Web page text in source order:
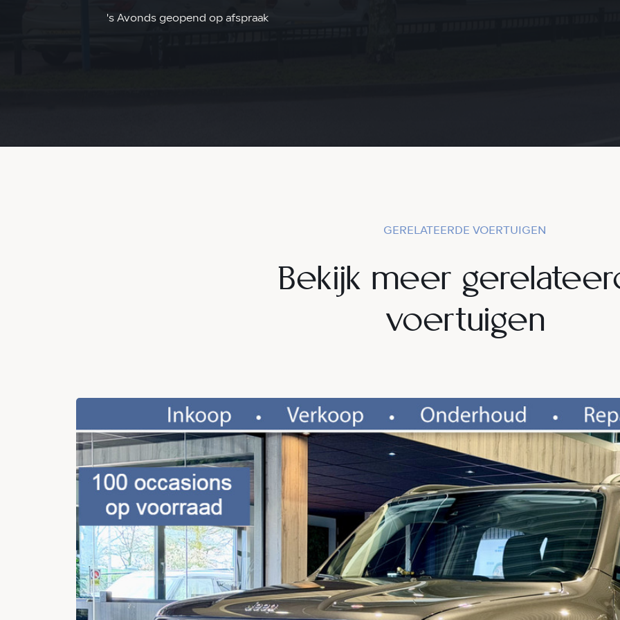
's Avonds geopend op afspraak
GERELATEERDE VOERTUIGEN
Bekijk meer
voertuigen